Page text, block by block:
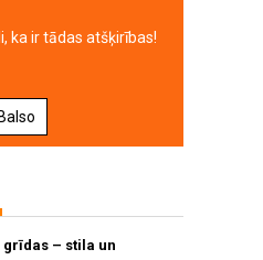
ka ir tādas atšķirības!
Balso
– stila un